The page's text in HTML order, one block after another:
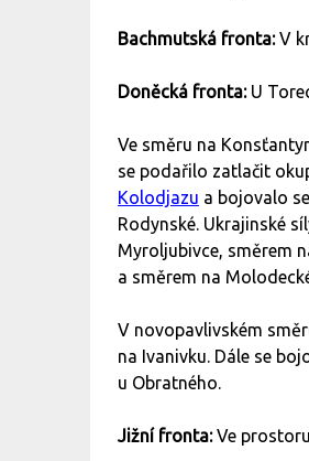
Bachmutská fronta:V
Doněcká fronta: U
Ve směru na
se podařilo zatlačit
Kolodjazu a bojovalo
Rodynské. Ukrajinské
Myroljubivce, směrem
a směrem na
V novopavlivském
na Ivanivku. Dále se
u Obratného.
Jižní fronta:Ve